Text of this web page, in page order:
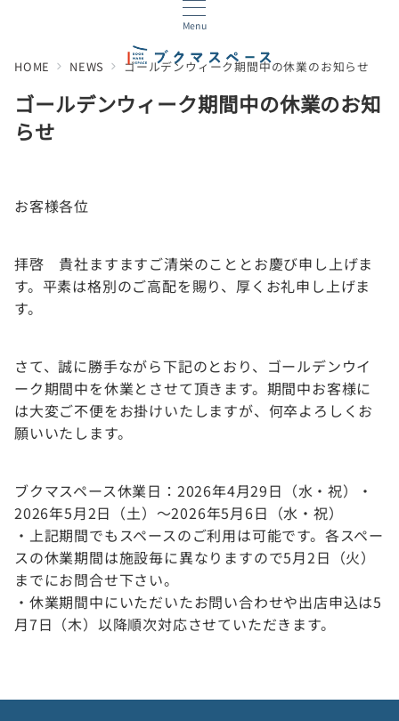
Menu
HOME NEWS ゴールデンウィーク期間中の休業のお知らせ
ゴールデンウィーク期間中の休業のお知
らせ
お客様各位
拝啓 貴社ますますご清栄のこととお慶び申し上げま
す。平素は格別のご高配を賜り、厚くお礼申し上げま
す。
さて、誠に勝手ながら下記のとおり、ゴールデンウイ
ーク期間中を休業とさせて頂きます。期間中お客様に
は大変ご不便をお掛けいたしますが、何卒よろしくお
願いいたします。
ブクマスペース休業日：2026年4月29日（水・祝）・
2026年5月2日（土）〜2026年5月6日（水・祝）
・上記期間でもスペースのご利用は可能です。各スペー
スの休業期間は施設毎に異なりますので5月2日（火）
までにお問合せ下さい。
・休業期間中にいただいたお問い合わせや出店申込は5
月7日（木）以降順次対応させていただきます。